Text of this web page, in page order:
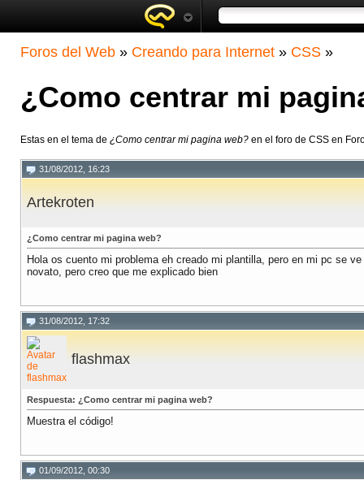
Foros del Web » Creando para Internet » CSS »
¿Como centrar mi
Estas en el tema de ¿Como centrar mi pagina web? en el foro de CSS en
31/08/2012, 16:23
Artekroten
¿Como centrar mi pagina web?
Hola os cuento mi problema eh creado mi plantilla, pero en mi pc se
novato, pero creo que me explicado bien
31/08/2012, 17:32
flashmax
Respuesta: ¿Como centrar mi pagina web?
Muestra el código!
01/09/2012, 00:30